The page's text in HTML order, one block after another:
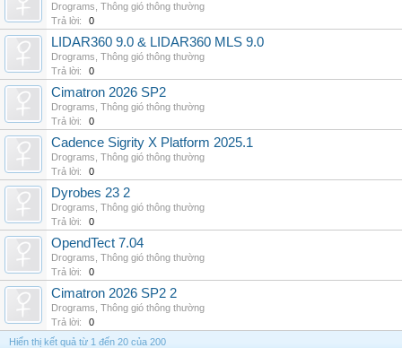
Drograms Thông gió thông thường
Trả lời:
0
LIDAR360 9.0 & LIDAR360 MLS 9.0
Drograms Thông gió thông thường
Trả lời:
0
Cimatron 2026 SP2
Drograms Thông gió thông thường
Trả lời:
0
Cadence Sigrity X Platform 2025.1
Drograms Thông gió thông thường
Trả lời:
0
Dyrobes 23 2
Drograms Thông gió thông thường
Trả lời:
0
OpendTect 7.04
Drograms Thông gió thông thường
Trả lời:
0
Cimatron 2026 SP2 2
Drograms Thông gió thông thường
Trả lời:
0
Hiển thị kết quả từ 1 đến 20 của 200